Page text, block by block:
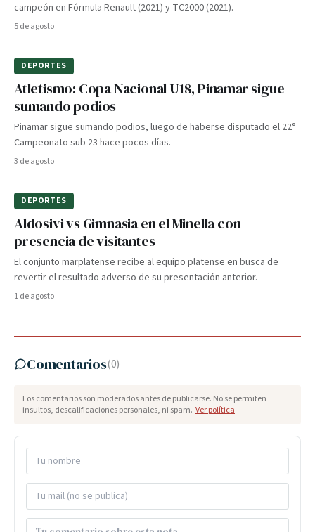
campeón en Fórmula Renault (2021) y TC2000 (2021).
5 de agosto
DEPORTES
Atletismo: Copa Nacional U18, Pinamar sigue
sumando podios
Pinamar sigue sumando podios, luego de haberse disputado el 22°
Campeonato sub 23 hace pocos días.
3 de agosto
DEPORTES
Aldosivi vs Gimnasia en el Minella con
presencia de visitantes
El conjunto marplatense recibe al equipo platense en busca de
revertir el resultado adverso de su presentación anterior.
1 de agosto
Comentarios(0)
Los comentarios son moderados antes de publicarse. No se permiten
insultos, descalificaciones personales, ni spam. Ver política